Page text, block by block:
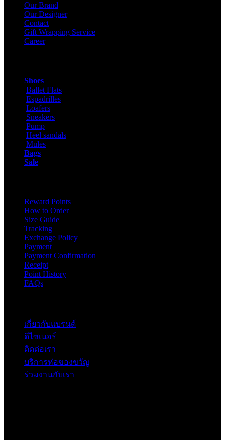
Our Brand
Our Designer
Contact
Gift Wrapping Service
Career
Shoes
Ballet Flats
Espadrilles
Loafers
Sneakers
Pump
Heel sandals
Mules
Bags
Sale
Reward Points
How to Order
Size Guide
Tracking
Exchange Policy
Payment
Payment Confirmation
Receipt
Point History
FAQs
เกี่ยวกับแบรนด์
ดีไซเนอร์
ติดต่อเรา
บริการห่อของขวัญ
ร่วมงานกับเรา